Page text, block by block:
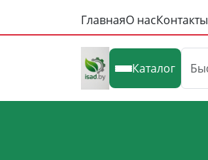
ГлавнаяО насКонтакты
Каталог